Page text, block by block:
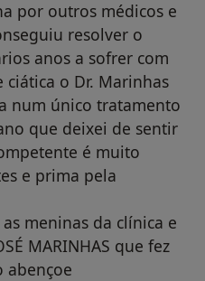
por outros médicos e
resolver o
anos a sofrer com
o Dr. Marinhas
num único tratamento
que deixei de sentir
é muito
e prima pela
meninas da clínica e
MARINHAS que fez
abençoe